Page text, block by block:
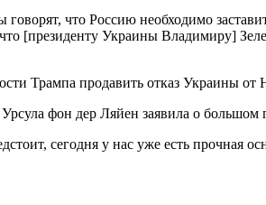
говорят, что Россию необходимо
[президенту Украины Владимиру]
Трампа продавить отказ Украины
фон дер Ляйен заявила о большом
сегодня у нас уже есть прочная